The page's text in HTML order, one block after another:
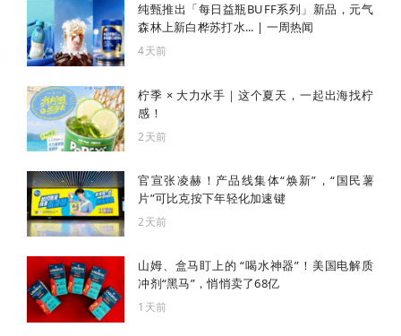
纯甄推出「每日益瓶BUFF系列」新品，元气
森林上新白桦苏打水... | 一周热闻
4天前
柠季 × 大力水手｜这个夏天，一起出海找柠
感！
2天前
官宣张凌赫！产品线集体“焕新”，“国民薯
片”可比克按下年轻化加速键
2天前
山姆、盒马盯上的 “喝水神器”！美国电解质
冲剂“黑马”，悄悄卖了68亿
1天前